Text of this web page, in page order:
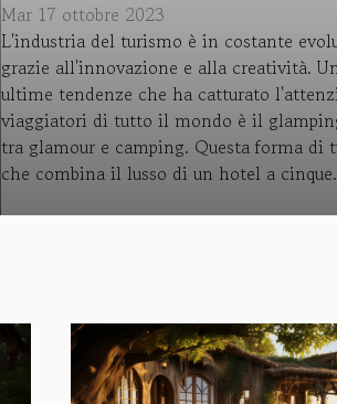
Mar 17 ottobre 2023
L'industria del turismo è in costante
grazie all'innovazione e alla creatività.
ultime tendenze che ha catturato
viaggiatori di tutto il mondo è il
tra glamour e camping. Questa forma di
che combina il lusso di un hotel a